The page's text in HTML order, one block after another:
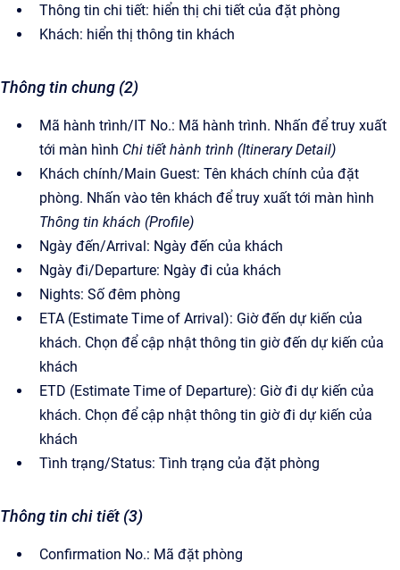
Thông tin chi tiết: hiển thị chi tiết của đặt phòng
Khách: hiển thị thông tin khách
Thông tin chung (2)
Mã hành trình/IT No.: Mã hành trình. Nhấn để truy xuất
tới màn hình Chi tiết hành trình (Itinerary Detail)
Khách chính/Main Guest: Tên khách chính của đặt
phòng. Nhấn vào tên khách để truy xuất tới màn hình
Thông tin khách (Profile)
Ngày đến/Arrival: Ngày đến của khách
Ngày đi/Departure: Ngày đi của khách
Nights: Số đêm phòng
ETA (Estimate Time of Arrival): Giờ đến dự kiến của
khách. Chọn để cập nhật thông tin giờ đến dự kiến của
khách
ETD (Estimate Time of Departure): Giờ đi dự kiến của
khách. Chọn để cập nhật thông tin giờ đi dự kiến của
khách
Tình trạng/Status: Tình trạng của đặt phòng
Thông tin chi tiết (3)
Confirmation No.: Mã đặt phòng